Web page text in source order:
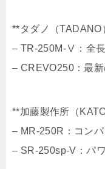
**タダノ（TADANO
– TR-250M-Ⅴ：全
– CREVO250：最
**加藤製作所（
– MR-250R：コン
– SR-250sp-V：パ